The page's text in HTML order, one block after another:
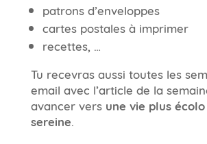
patrons d’enveloppes
cartes postales à imprimer
recettes, …
Tu recevras aussi toutes les
email avec l’article de la
avancer vers une vie plus
sereine